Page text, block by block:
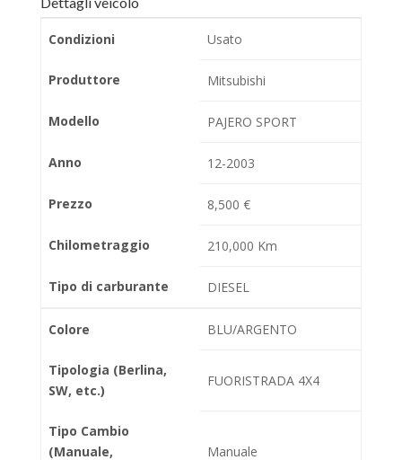
Condizioni Usato
Produttore Mitsubishi
Modello PAJERO SPORT
Anno 12-2003
Prezzo 8,500 €
Chilometraggio 210,000 Km
Tipo di carburante DIESEL
Colore BLU/ARGENTO
Tipologia (Berlina,
SW, etc.)
FUORISTRADA 4X4
Tipo Cambio
(Manuale,
Manuale